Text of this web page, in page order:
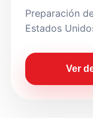
Preparación
Estados
Ver